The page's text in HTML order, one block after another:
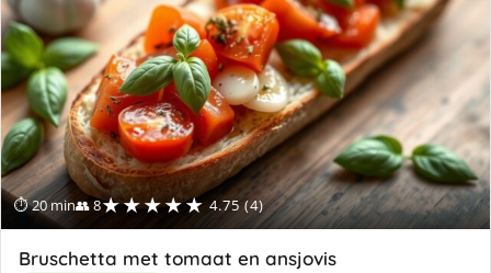
⏱ 20 min👥 8★★★★★ 4.75 (4)
Bruschetta met tomaat en ansjovis